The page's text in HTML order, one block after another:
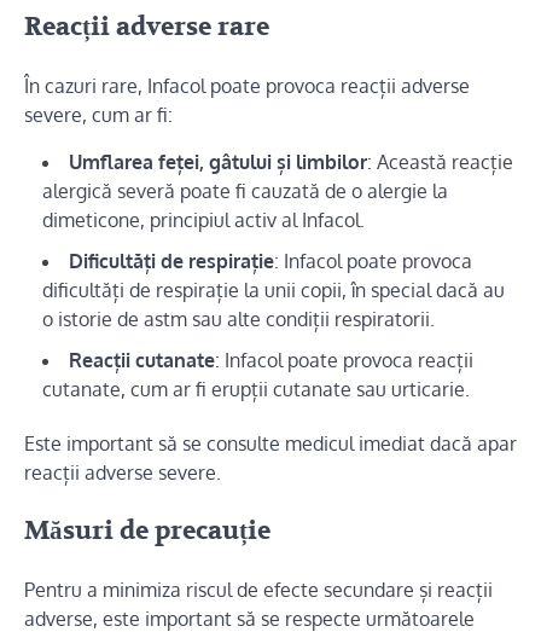
Reacții adverse rare
În cazuri rare, Infacol poate provoca reacții adverse
severe, cum ar fi:
Umflarea feței, gâtului și limbilor: Această reacție
alergică severă poate fi cauzată de o alergie la
dimeticone, principiul activ al Infacol.
Dificultăți de respirație: Infacol poate provoca
dificultăți de respirație la unii copii, în special dacă au
o istorie de astm sau alte condiții respiratorii.
Reacții cutanate: Infacol poate provoca reacții
cutanate, cum ar fi erupții cutanate sau urticarie.
Este important să se consulte medicul imediat dacă apar
reacții adverse severe.
Măsuri de precauție
Pentru a minimiza riscul de efecte secundare și reacții
adverse, este important să se respecte următoarele